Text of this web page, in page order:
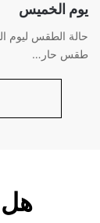
يوم الخميس
حالة الطقس ليوم
طقس حار…
هل